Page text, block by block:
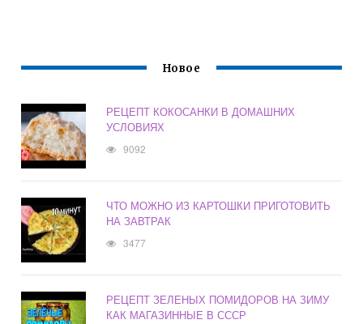
Новое
РЕЦЕПТ КОКОСАНКИ В ДОМАШНИХ
УСЛОВИЯХ
9092
ЧТО МОЖНО ИЗ КАРТОШКИ ПРИГОТОВИТЬ
НА ЗАВТРАК
3477
РЕЦЕПТ ЗЕЛЕНЫХ ПОМИДОРОВ НА ЗИМУ
КАК МАГАЗИННЫЕ В СССР